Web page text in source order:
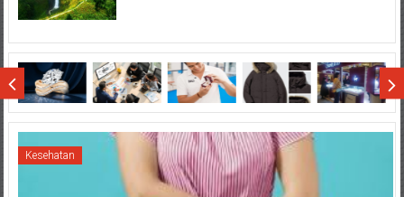
di
Wisata
Sumatera
Kesehatan